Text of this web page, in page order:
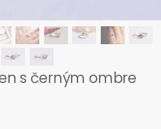
s černým ombre